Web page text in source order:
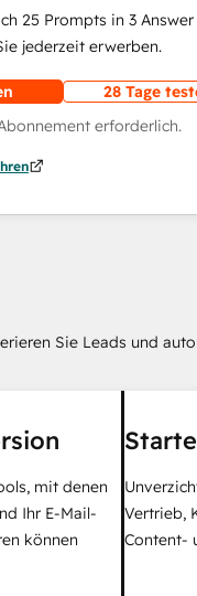
25 Prompts in 3
jederzeit erwerben.
28 Tage
erforderlich.
Sie Leads und
mit denen
Ihr E-Mail-
können
Vertrieb,
Content-